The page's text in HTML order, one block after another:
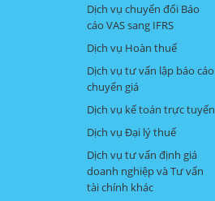
Dịch vụ chuyển đổi Báo
cáo VAS sang IFRS
Dịch vụ Hoàn thuế
Dịch vụ tư vấn lập báo cáo
chuyển giá
Dịch vụ kế toán trực tuyến
Dịch vụ Đại lý thuế
Dịch vụ tư vấn định giá
doanh nghiệp và Tư vấn
tài chính khác